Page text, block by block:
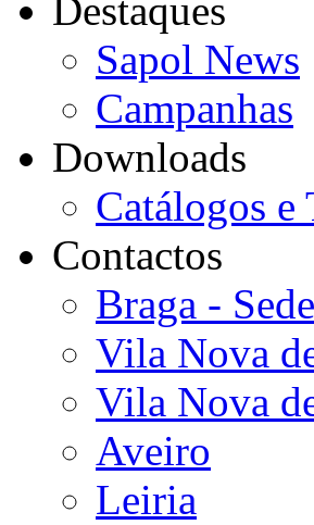
Destaques
Sapol News
Campanhas
Downloads
Catálogos e
Contactos
Braga - Sede
Vila Nova
Vila Nova
Aveiro
Leiria